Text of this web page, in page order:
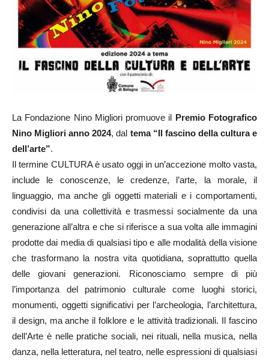
La Fondazione Nino Migliori promuove il Premio Fotografico
Nino Migliori anno 2024, dal tema “Il fascino della cultura e
dell’arte”.
Il termine CULTURA è usato oggi in un’accezione molto vasta,
include le conoscenze, le credenze, l’arte, la morale, il
linguaggio, ma anche gli oggetti materiali e i comportamenti,
condivisi da una collettività e trasmessi socialmente da una
generazione all’altra e che si riferisce a sua volta alle immagini
prodotte dai media di qualsiasi tipo e alle modalità della visione
che trasformano la nostra vita quotidiana, soprattutto quella
delle giovani generazioni. Riconosciamo sempre di più
l’importanza del patrimonio culturale come luoghi storici,
monumenti, oggetti significativi per l’archeologia, l’architettura,
il design, ma anche il folklore e le attività tradizionali. Il fascino
dell’Arte è nelle pratiche sociali, nei rituali, nella musica, nella
danza, nella letteratura, nel teatro, nelle espressioni di qualsiasi